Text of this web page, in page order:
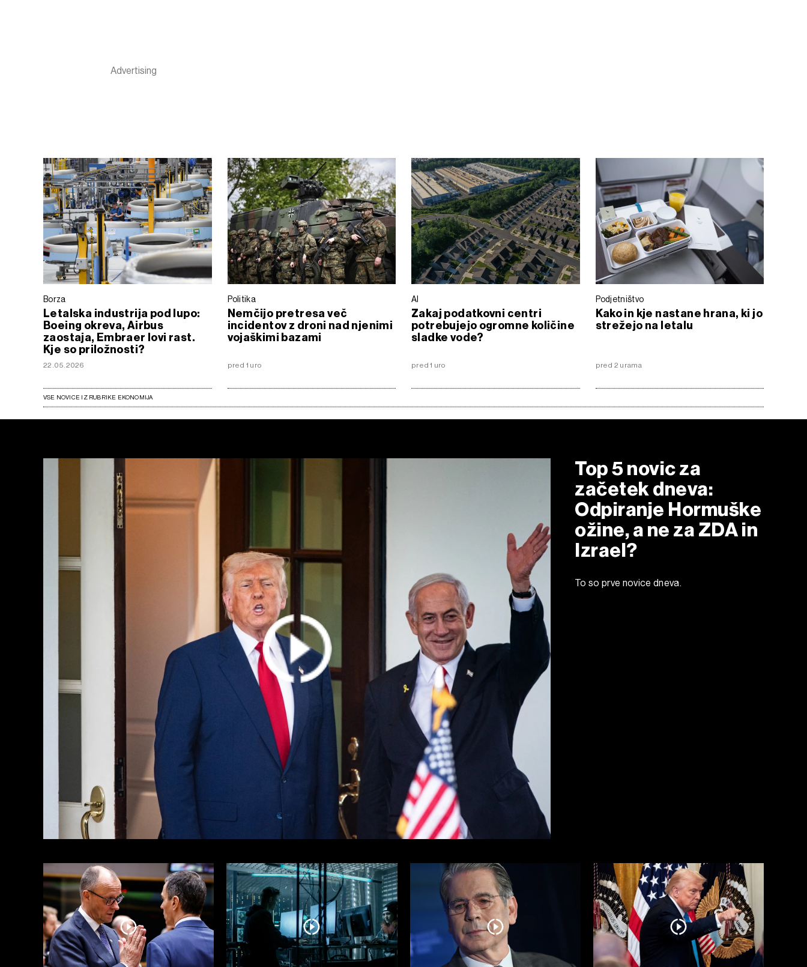
Borza
Letalska industrija pod lupo:
Boeing okreva, Airbus
zaostaja, Embraer lovi rast.
Kje so priložnosti?
22.05.2026
Politika
Nemčijo pretresa več
incidentov z droni nad njenimi
vojaškimi bazami
pred 1 uro
AI
Zakaj podatkovni centri
potrebujejo ogromne količine
sladke vode?
pred 1 uro
Podjetništvo
Kako in kje nastane hrana, ki jo
strežejo na letalu
pred 2 urama
VSE NOVICE IZ RUBRIKE EKONOMIJA
Top 5 novic za
začetek dneva:
Odpiranje Hormuške
ožine, a ne za ZDA in
Izrael?
To so prve novice dneva.